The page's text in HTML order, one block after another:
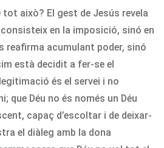
això? El gest de Jesús revela
consisteix en la imposició, sinó en
reafirma acumulant poder, sinó
està decidit a fer-se el
és el servei i no
que Déu no és només un Déu
capaç d’escoltar i de deixar-
el diàleg amb la dona